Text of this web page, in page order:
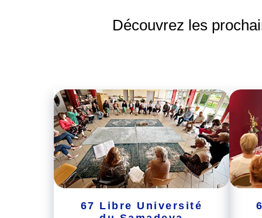
Découvrez les
67 Libre Université